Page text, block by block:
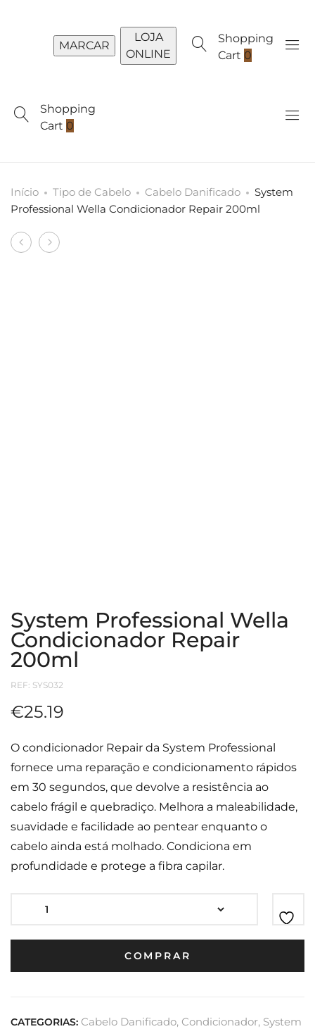
MARCAR
LOJA
ONLINE
Shopping
Cart 0
Shopping
Cart 0
Início Tipo de Cabelo Cabelo Danificado
System
Professional Wella Condicionador Repair 200ml
Produto
System
System
System Professional Wella
Condicionador Repair
200ml
REF: SYS032
€25.19
O condicionador Repair da System Professional
fornece uma reparação e condicionamento rápidos
em 30 segundos, que devolve a resistência ao
cabelo frágil e quebradiço. Melhora a maleabilidade,
suavidade e facilidade ao pentear enquanto o
cabelo ainda está molhado. Condiciona em
profundidade e protege a fibra capilar.
COMPRAR
CATEGORIAS: Cabelo Danificado, Condicionador, System